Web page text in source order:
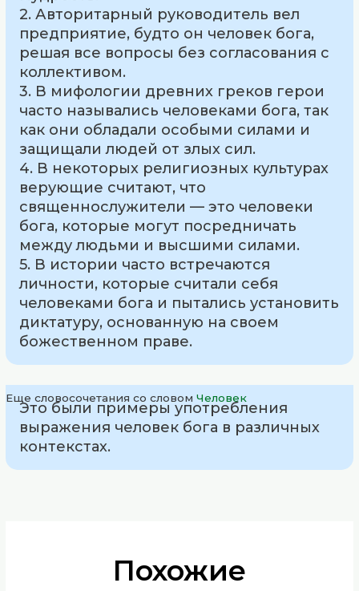
2. Авторитарный руководитель вел
предприятие, будто он человек бога,
решая все вопросы без согласования с
коллективом.
3. В мифологии древних греков герои
часто назывались человеками бога, так
как они обладали особыми силами и
защищали людей от злых сил.
4. В некоторых религиозных культурах
верующие считают, что
священнослужители — это человеки
бога, которые могут посредничать
между людьми и высшими силами.
5. В истории часто встречаются
личности, которые считали себя
человеками бога и пытались установить
диктатуру, основанную на своем
божественном праве.
Еще словосочетания со словомЧеловек
Это были примеры употребления
выражения человек бога в различных
контекстах.
Похожие